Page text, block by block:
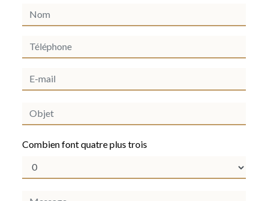
Combien font quatre plus trois